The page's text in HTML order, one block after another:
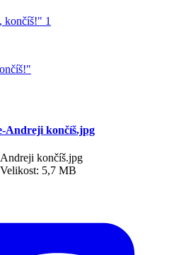
Andreji končíš.jpg
končíš.jpg
5,7 MB